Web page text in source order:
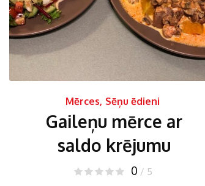
Mērces, Sēņu ēdieni
Gaileņu mērce ar
saldo krējumu
0 / 5